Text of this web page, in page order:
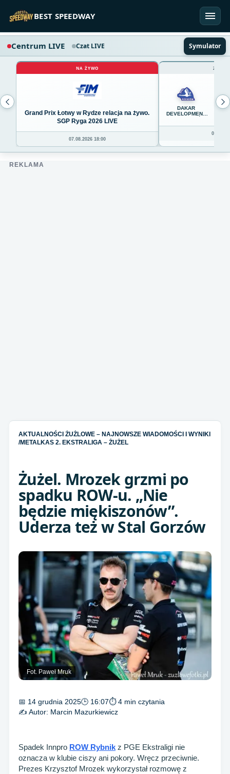
BEST SPEEDWAY
Centrum LIVE Czat LIVE Symulator
NA ŻYWO
Grand Prix Łotwy w Rydze relacja na żywo.
SGP Ryga 2026 LIVE
07.08.2026 18:00
DAKAR
DEVELOPMENT
45
REKLAMA
AKTUALNOŚCI ŻUŻLOWE – NAJNOWSZE WIADOMOŚCI I WYNIKI
/METALKAS 2. EKSTRALIGA – ŻUŻEL
Żużel. Mrozek grzmi po
spadku ROW-u. „Nie
będzie miękiszonów”.
Uderza też w Stal Gorzów
Fot. Paweł Mruk
📅 14 grudnia 2025🕒 16:07⏱ 4 min czytania
✍️ Autor: Marcin Mazurkiewicz
Spadek Innpro ROW Rybnik z PGE Ekstraligi nie
oznacza w klubie ciszy ani pokory. Wręcz przeciwnie.
Prezes Krzysztof Mrozek wykorzystał rozmowę z